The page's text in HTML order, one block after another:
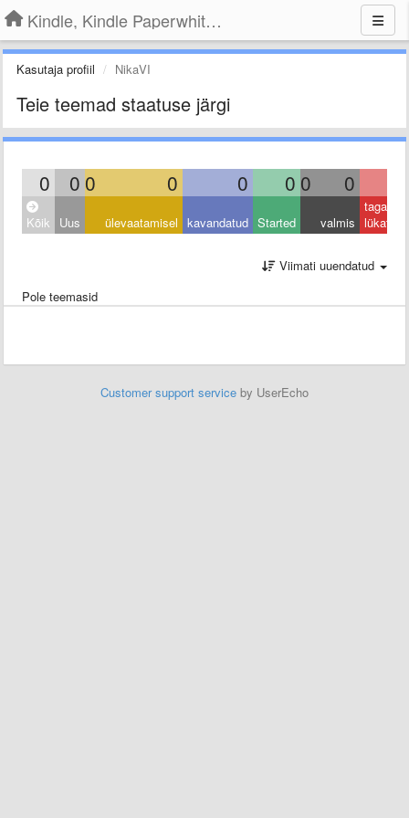
Kindle, Kindle Paperwhite, Kindle Voyage
Kasutaja profiil NikaVI
Teie teemad staatuse järgi
0 0 0 0 0 0 0 0
Kõik Uus ülevaatamisel kavandatud Started valmis
tagasi
lükatud
Viimati uuendatud
Pole teemasid
Customer support service by UserEcho